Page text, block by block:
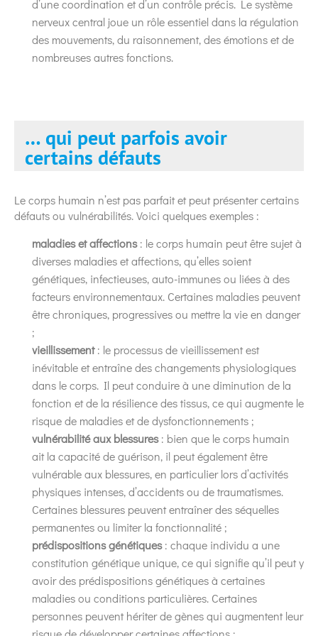
d’une coordination et d’un contrôle précis. Le système
nerveux central joue un rôle essentiel dans la régulation
des mouvements, du raisonnement, des émotions et de
nombreuses autres fonctions.
… qui peut parfois avoir
certains défauts
Le corps humain n’est pas parfait et peut présenter certains
défauts ou vulnérabilités. Voici quelques exemples :
maladies et affections: le corps humain peut être sujet à
diverses maladies et affections, qu’elles soient
génétiques, infectieuses, auto-immunes ou liées à des
facteurs environnementaux. Certaines maladies peuvent
être chroniques, progressives ou mettre la vie en danger
;
vieillissement: le processus de vieillissement est
inévitable et entraîne des changements physiologiques
dans le corps. Il peut conduire à une diminution de la
fonction et de la résilience des tissus, ce qui augmente le
risque de maladies et de dysfonctionnements ;
vulnérabilité aux blessures: bien que le corps humain
ait la capacité de guérison, il peut également être
vulnérable aux blessures, en particulier lors d’activités
physiques intenses, d’accidents ou de traumatismes.
Certaines blessures peuvent entraîner des séquelles
permanentes ou limiter la fonctionnalité ;
prédispositions génétiques: chaque individu a une
constitution génétique unique, ce qui signifie qu’il peut y
avoir des prédispositions génétiques à certaines
maladies ou conditions particulières. Certaines
personnes peuvent hériter de gènes qui augmentent leur